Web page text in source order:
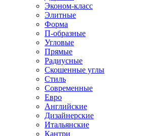
Эконом-класс
Элитные
Форма
П-образные
Угловые
Прямые
Радиусные
Скошенные углы
Стиль
Современные
Евро
Английские
Дизайнерские
Итальянские
Кантри